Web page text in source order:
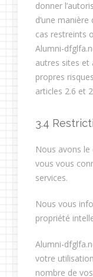
donner
d’une
cas restreints
Alumni-
autres sites et
propres
articles 2.6 et
3.4
Nous avons
vous vous
services.
Nous vous
propriété
Alumni-
votre
nombre de